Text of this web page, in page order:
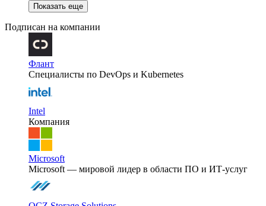
Показать еще
Подписан на компании
Флант
Специалисты по DevOps и Kubernetes
Intel
Компания
Microsoft
Microsoft — мировой лидер в области ПО и ИТ-услуг